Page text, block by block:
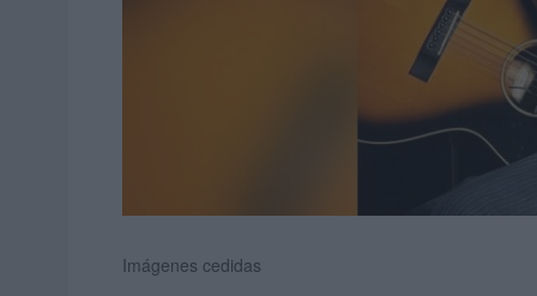
Imágenes cedidas